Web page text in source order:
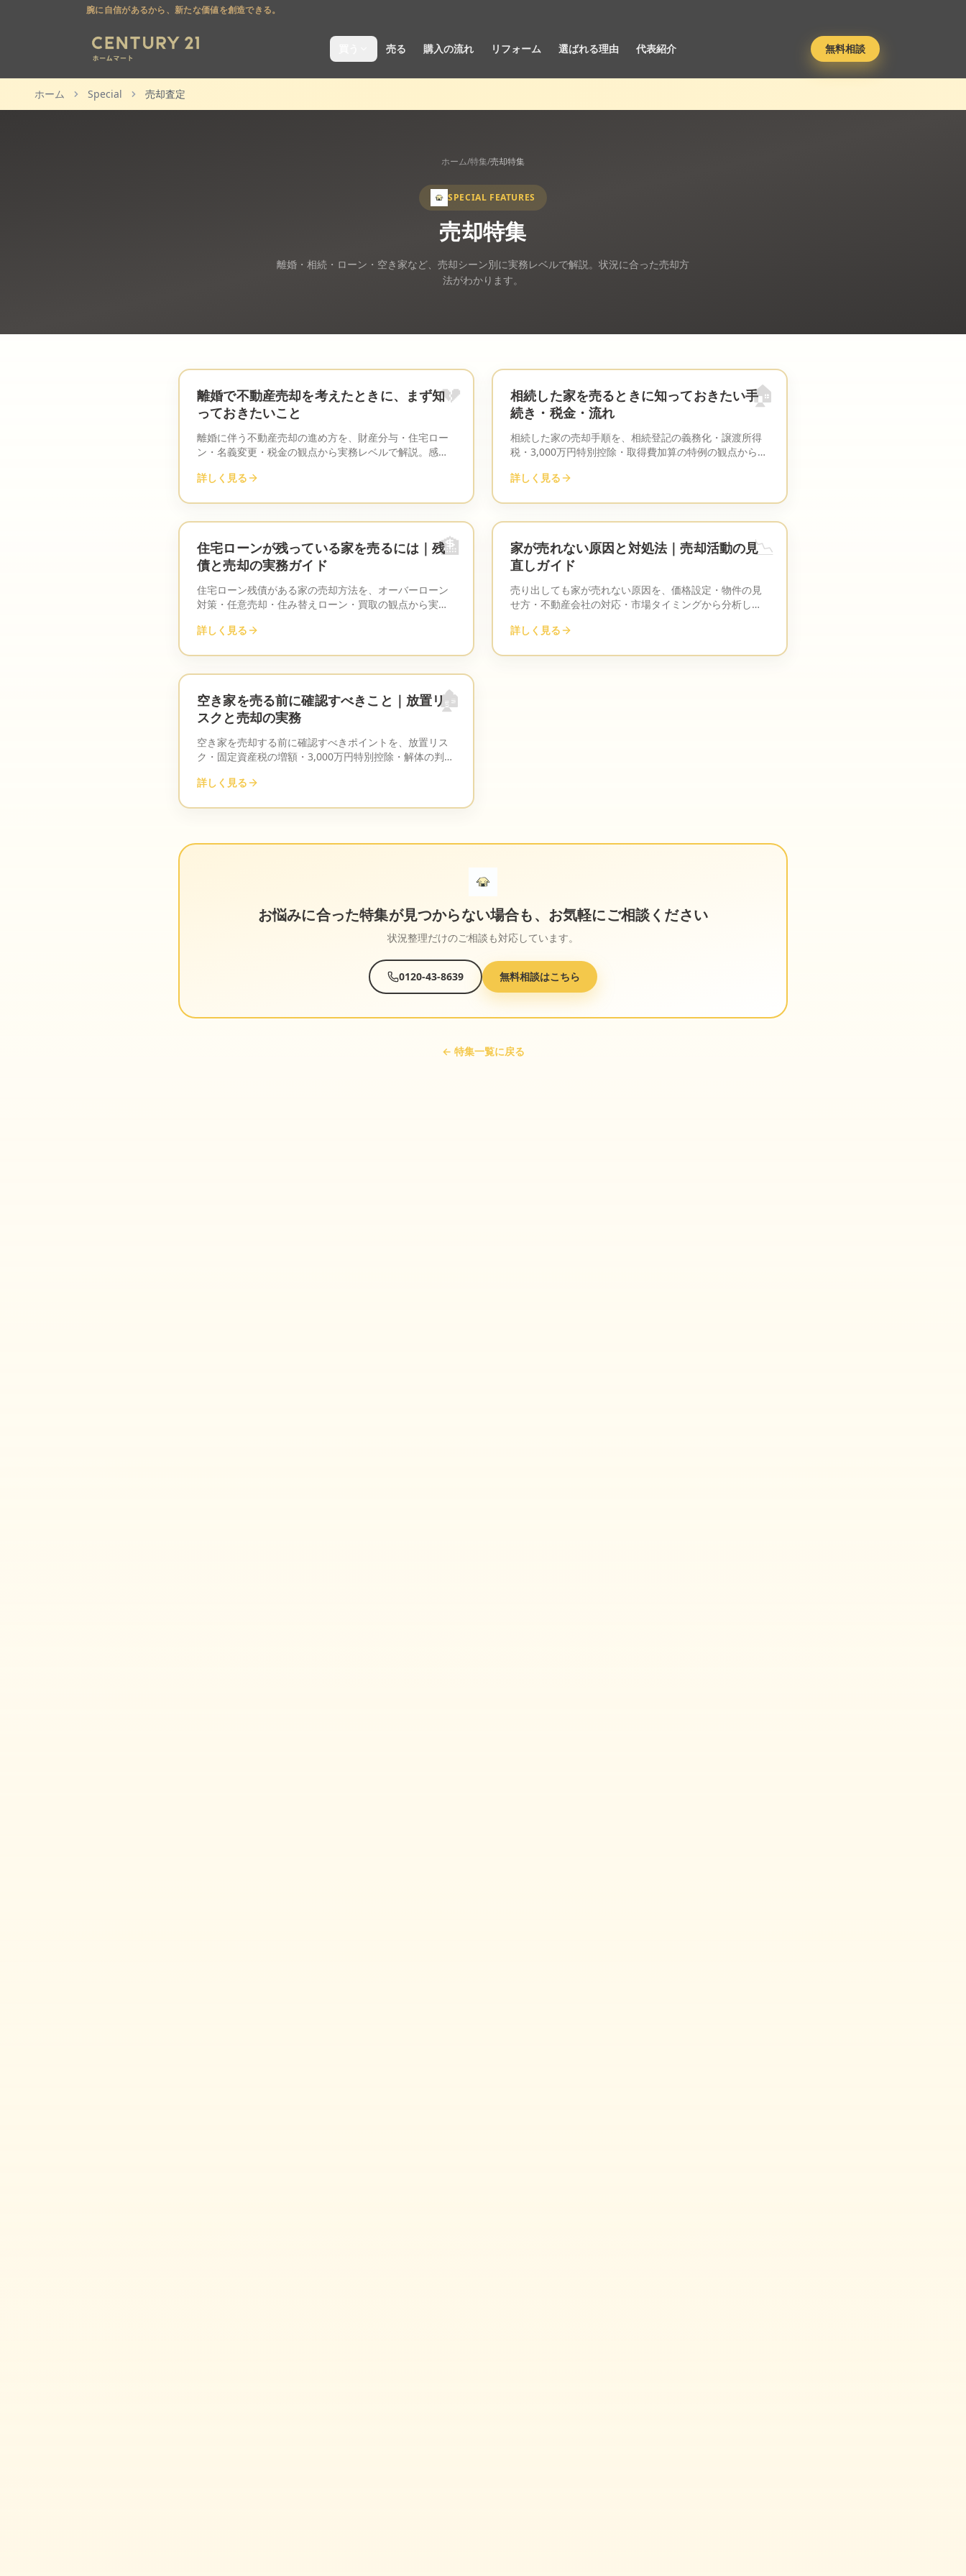
腕に自信があるから、新たな価値を創造できる。
売る 購入の流れ リフォーム 選ばれる理由 代表紹介 無料相談
ホーム Special 売却査定
ホーム/特集/売却特集
SPECIAL FEATURES
売却特集
離婚・相続・ローン・空き家など、売却シーン別に実務レベルで解説。状況に合った売却方
法がわかります。
💔
離婚で不動産売却を考えたときに、まず知
っておきたいこと
離婚に伴う不動産売却の進め方を、財産分与・住宅ロー
ン・名義変更・税金の観点から実務レベルで解説。感情
べきポイントと相談先の選び方を整理しました。
詳しく見る
🏠
相続した家を売るときに知っておきたい手
続き・税金・流れ
相続した家の売却手順を、相続登記の義務化・譲渡所得
税・3,000万円特別控除・取得費加算の特例の観点から実
詳しく見る
🏦
住宅ローンが残っている家を売るには｜残
債と売却の実務ガイド
住宅ローン残債がある家の売却方法を、オーバーローン
対策・任意売却・住み替えローン・買取の観点から実務
歩です。
詳しく見る
📉
家が売れない原因と対処法｜売却活動の見
直しガイド
売り出しても家が売れない原因を、価格設定・物件の見
せ方・不動産会社の対応・市場タイミングから分析し、
詳しく見る
🏚️
空き家を売る前に確認すべきこと｜放置リ
スクと売却の実務
空き家を売却する前に確認すべきポイントを、放置リス
ク・固定資産税の増額・3,000万円特別控除・解体の判断
詳しく見る
お悩みに合った特集が見つからない場合も、お気軽にご相談ください
状況整理だけのご相談も対応しています。
0120-43-8639 無料相談はこちら
← 特集一覧に戻る